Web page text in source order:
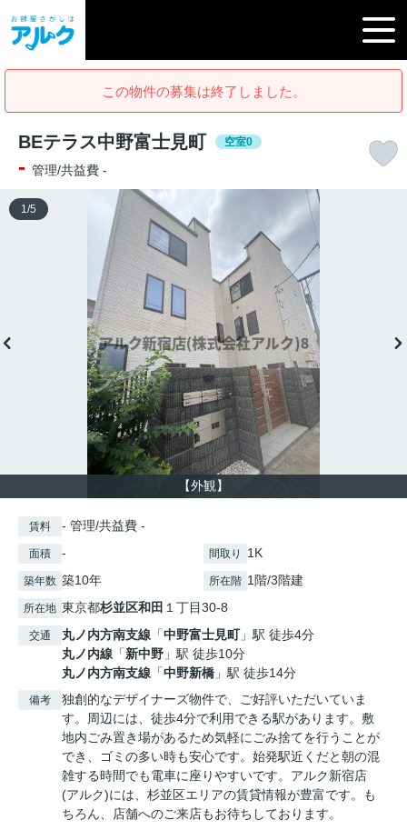
この物件の募集は終了しました。
BEテラス中野富士見町 空室0
- 管理/共益費 -
【外観】
1 /5
賃料 - 管理/共益費 -
面積 - 間取り 1K
築年数 築10年 所在階 1階/3階建
所在地 東京都杉並区和田 １丁目30-8
交通 丸ノ内方南支線 「中野富士見町」駅 徒歩4分
丸ノ内線 「新中野 」駅 徒歩10分
丸ノ内方南支線 「中野新橋 」駅 徒歩14分
備考
独創的なデザイナーズ物件で、ご好評いただいていま
す。周辺には、徒歩4分で利用できる駅があります。敷
地内ごみ置き場があるため気軽にごみ捨てを行うことが
でき、ゴミの多い時も安心です。始発駅近くだと朝の混
雑する時間でも電車に座りやすいです。アルク新宿店
(アルク)には、杉並区エリアの賃貸情報が豊富です。も
ちろん、店舗へのご来店もお待ちしております。